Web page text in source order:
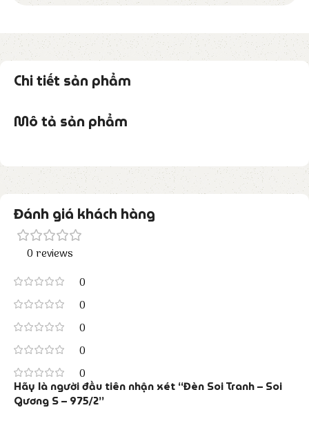
Chi tiết sản phẩm
Mô tả sản phẩm
Đánh giá khách hàng
0 reviews
0
0
0
0
0
Hãy là người đầu tiên nhận xét “Đèn Soi Tranh – Soi
Gương S – 975/2”